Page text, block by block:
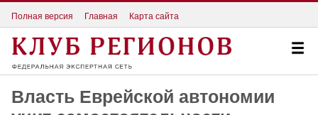
Полная версия Главная Карта сайта
Власть Еврейской автономии